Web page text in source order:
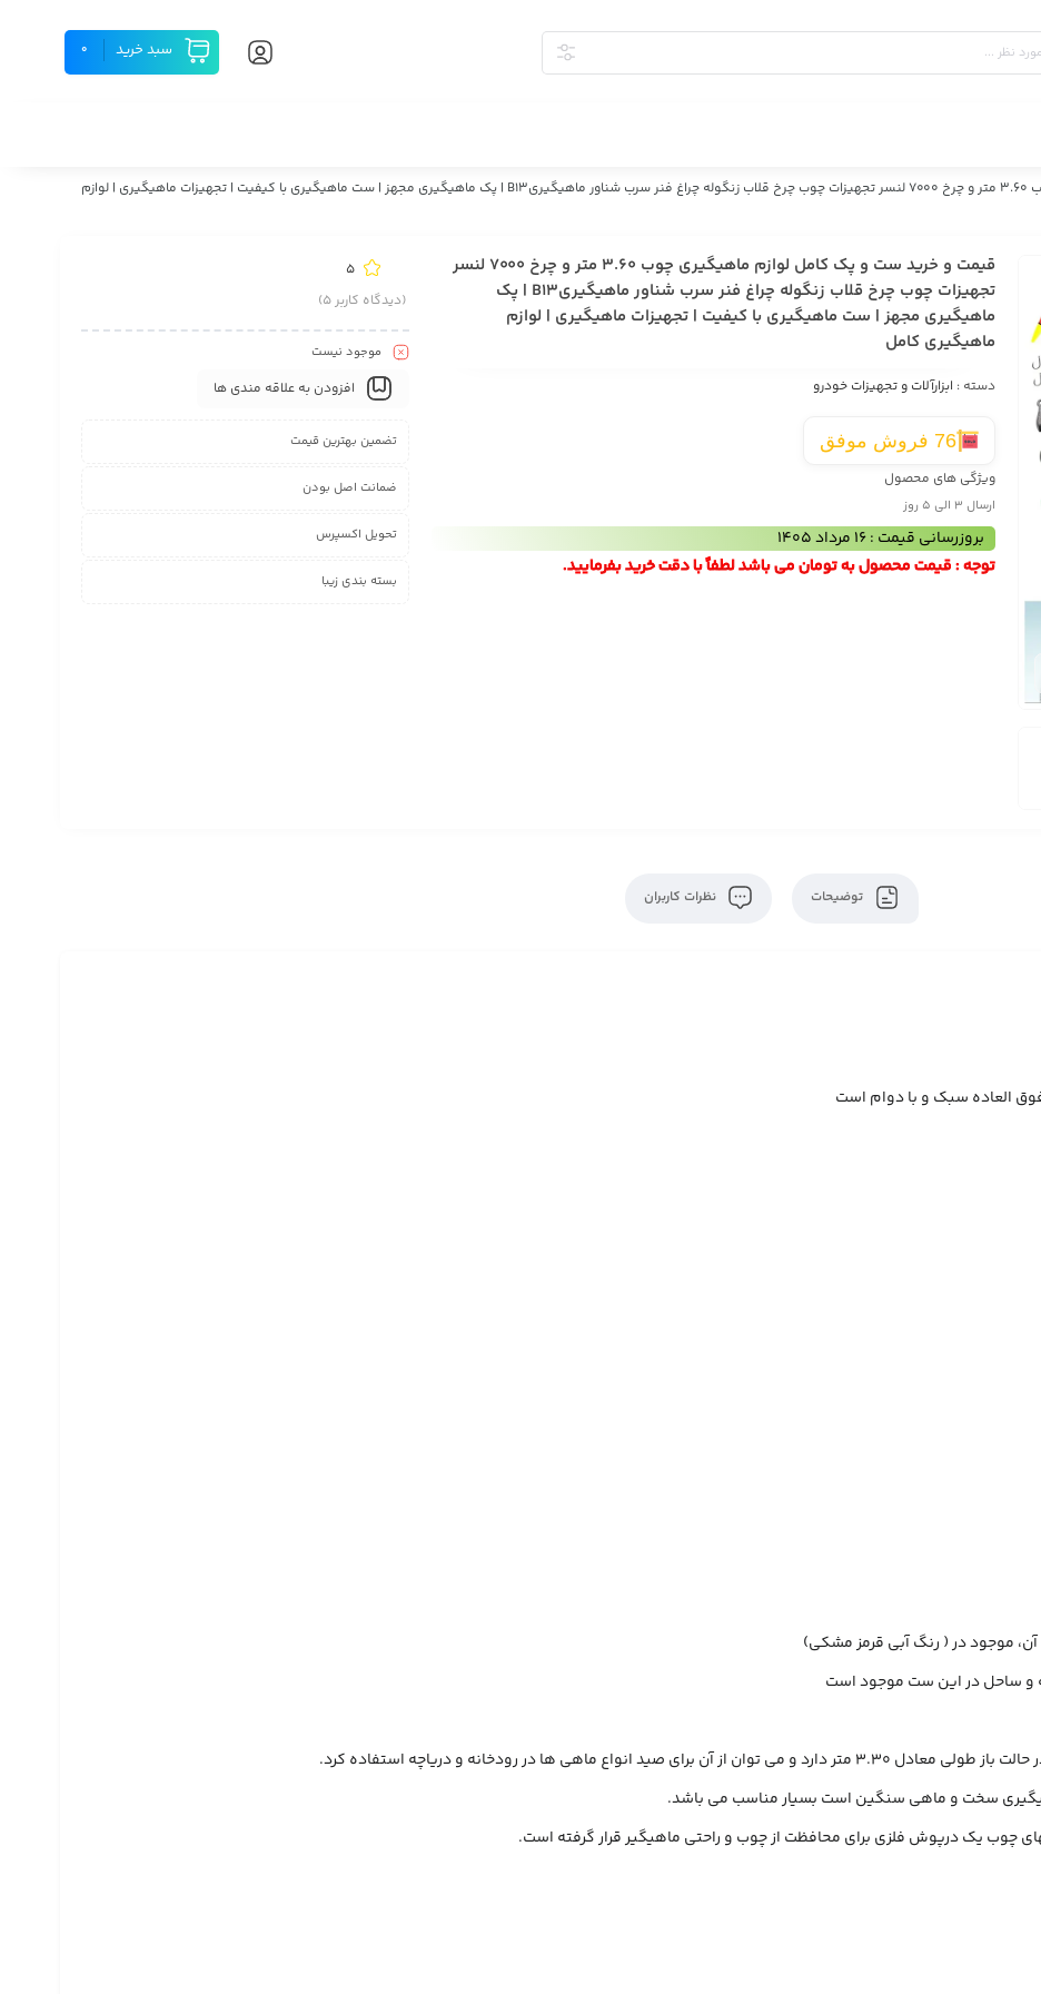
سبد خرید 0
قیمت و خرید ست و پک کامل لوازم ماهیگیری چوب 3.60 متر و چرخ 7000 لنسر تجهیزات چوب چرخ قلاب زنگوله چراغ فنر سرب شناور ماهیگیریB13 | پک ماهیگیری مجهز | ست ماهیگیری با کیفیت | تجهیزات ماهیگیری | لوازم
قیمت و خرید ست و پک کامل لوازم ماهیگیری چوب 3.60 متر و چرخ 7000 لنسر
تجهیزات چوب چرخ قلاب زنگوله چراغ فنر سرب شناور ماهیگیریB13 | پک
ماهیگیری مجهز | ست ماهیگیری با کیفیت | تجهیزات ماهیگیری | لوازم
ماهیگیری کامل
دسته : ابزارآلات و تجهیزات خودرو
76 فروش موفق
ویژگی های محصول
ارسال 3 الی 5 روز
بروزرسانی قیمت : 16 مرداد 1405
توجه : قیمت محصول به تومان می باشد لطفاً با دقت خرید بفرمایید.
5
(دیدگاه کاربر5
)
موجود نیست
افزودن به علاقه مندی ها
تضمین بهترین قیمت
ضمانت اصل بودن
تحویل اکسپرس
بسته بندی زیبا
توضیحات نظرات کاربران
و ساحل در این ست موجود است
سخت و ماهی سنگین است بسیار مناسب می باشد.
چوب یک درپوش فلزی برای محافظت از چوب و راحتی ماهیگیر قرار گرفته است.